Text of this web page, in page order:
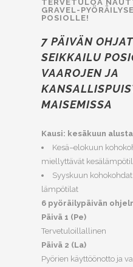
TERVETULOA
GRAVEL-
POSIOLLE!
7 PÄIVÄN
SEIKKAILU
VAAROJEN JA
MAISEMISSA
Kausi: kesäkuun
Kesä–elokuun
miellyttävät
Syyskuun
lämpötilat
6 pyöräilypäivän
Päivä 1 (Pe)
Tervetuloillallinen
Päivä 2 (La)
Pyörien käyttöönotto ja